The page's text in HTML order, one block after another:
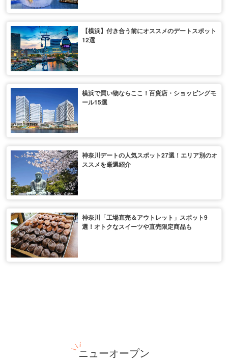
【横浜】付き合う前にオススメのデートスポット
12選
横浜で買い物ならここ！百貨店・ショッピングモ
ール15選
神奈川デートの人気スポット27選！エリア別のオ
ススメを厳選紹介
神奈川「工場直売＆アウトレット」スポット9
選！オトクなスイーツや直売限定商品も
ニューオープン